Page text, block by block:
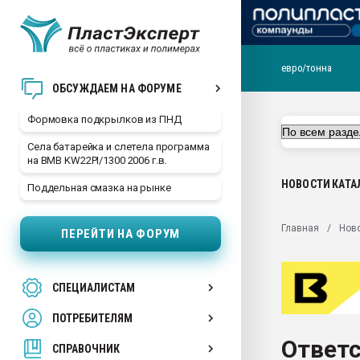
ОБСУЖДАЕМ НА ФОРУМЕ
Формовка подкрылков из ПНД
Села батарейка и слетела программа
на BMB KW22PI/1300 2006 г.в.
Поддельная смазка на рынке
ПЕРЕЙТИ НА ФОРУМ
СПЕЦИАЛИСТАМ
ПОТРЕБИТЕЛЯМ
СПРАВОЧНИК
29.07.2026 ФРП помог
Вакуум-формовочные
28.07.2026
первый план в
пластмасс
ситуацией на
евро/тонна
НОВОСТИ
Главная